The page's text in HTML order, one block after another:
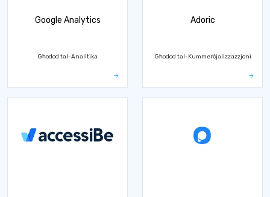
Google Analytics
Għodod tal-Analitika
Adoric
Għodod tal-Kummerċjalizzazzjoni